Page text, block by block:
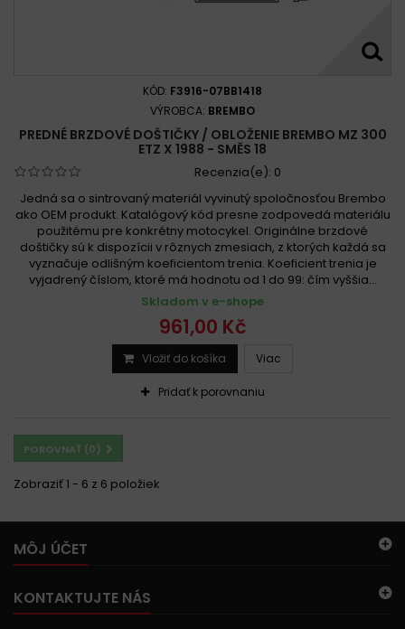
KÓD: F3916-07BB1418
VÝROBCA: BREMBO
PREDNÉ BRZDOVÉ DOŠTIČKY / OBLOŽENIE BREMBO MZ 300
ETZ X 1988 - SMĚS 18
Recenzia(e): 0
Jedná sa o sintrovaný materiál vyvinutý spoločnosťou Brembo
ako OEM produkt. Katalógový kód presne zodpovedá materiálu
použitému pre konkrétny motocykel. Originálne brzdové
doštičky sú k dispozícii v rôznych zmesiach, z ktorých každá sa
vyznačuje odlišným koeficientom trenia. Koeficient trenia je
vyjadrený číslom, ktoré má hodnotu od 1 do 99: čím vyššia...
Skladom v e-shope
961,00 Kč
Vložiť do košíka Viac
Pridať k porovnaniu
POROVNAŤ (0)
Zobraziť 1 - 6 z 6 položiek
MÔJ ÚČET
KONTAKTUJTE NÁS